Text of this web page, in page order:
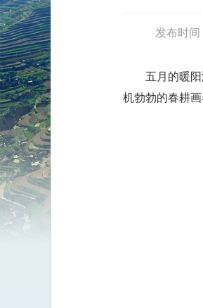
发布时间
五月的暖
机勃勃的春耕画